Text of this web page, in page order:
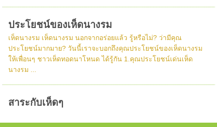
ประโยชน์ของเห็ดนางรม
เห็ดนางรม เห็ดนางรม นอกจากอร่อยแล้ว รู้หรือไม่? ว่ามีคุณ
ประโยชน์มากมาย? วันนี้เราจะบอกถึงคุณประโยชน์ของเห็ดนางรม
ให้เพื่อนๆ ชาวเห็ดทอดนาโหนด ได้รู้กัน 1.คุณประโยชน์เด่นเห็ด
นางรม ...
สาระกับเห็ดๆ